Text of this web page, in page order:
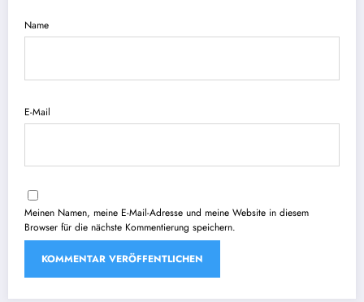
Name
E-Mail
Meinen Namen, meine E-Mail-Adresse und meine Website in diesem
Browser für die nächste Kommentierung speichern.